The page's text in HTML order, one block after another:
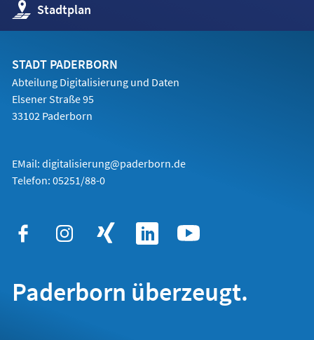
Stadtplan
(Öffnet
in
einem
Tab)
STADT PADERBORN
Abteilung Digitalisierung und Daten
Elsener Straße 95
33102 Paderborn
EMail: digitalisierung@paderborn.de
Telefon: 05251/88-0
Paderborn überzeugt.